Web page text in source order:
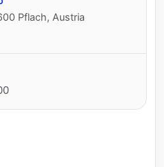
Pflach, Austria